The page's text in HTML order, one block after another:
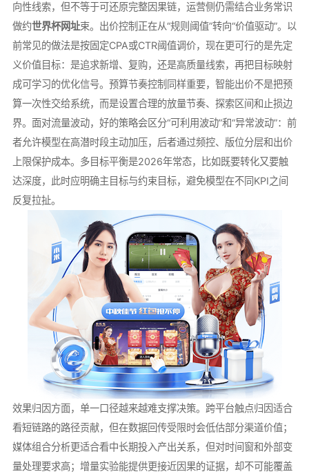
向性线索，但不等于可还原完整因果链，运营侧仍需结合业务常识
做约世界杯网址束。出价控制正在从“规则阈值”转向“价值驱动”。以
前常见的做法是按固定CPA或CTR阈值调价，现在更可行的是先定
义价值目标：是追求新增、复购，还是高质量线索，再把目标映射
成可学习的优化信号。预算节奏控制同样重要，智能出价不是把预
算一次性交给系统，而是设置合理的放量节奏、探索区间和止损边
界。面对流量波动，好的策略会区分“可利用波动”和“异常波动”：前
者允许模型在高潜时段主动加压，后者通过频控、版位分层和出价
上限保护成本。多目标平衡是2026年常态，比如既要转化又要触
达深度，此时应明确主目标与约束目标，避免模型在不同KPI之间
反复拉扯。
效果归因方面，单一口径越来越难支撑决策。跨平台触点归因适合
看短链路的路径贡献，但在数据回传受限时会低估部分渠道价值；
媒体组合分析更适合看中长期投入产出关系，但对时间窗和外部变
量处理要求高；增量实验能提供更接近因果的证据，却不可能覆盖